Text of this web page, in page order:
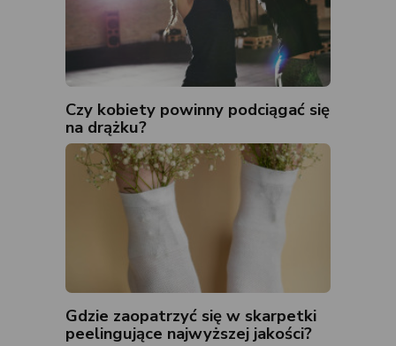
Czy kobiety powinny podciągać się
na drążku?
Gdzie zaopatrzyć się w skarpetki
peelingujące najwyższej jakości?